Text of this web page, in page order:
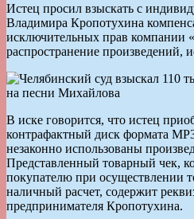
Истец просил взыскать с
Владимира Кропотухина
исключительных прав компании
распространение
В иске говорится, что истец
контрафактный диск формата
незаконно использованы
Представленный товарный чек,
покупателю при осуществлении
наличный расчет, содержит
предпринимателя Кропотухина.